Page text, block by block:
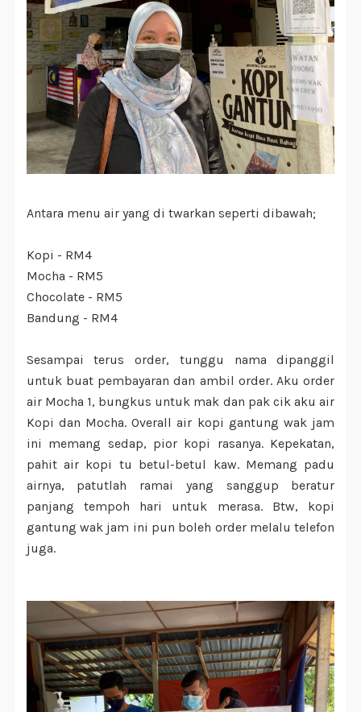
Antara menu air yang di twarkan seperti dibawah;
Kopi - RM4
Mocha - RM5
Chocolate - RM5
Bandung - RM4
Sesampai terus order, tunggu nama dipanggil
untuk buat pembayaran dan ambil order. Aku order
air Mocha 1, bungkus untuk mak dan pak cik aku air
Kopi dan Mocha. Overall air kopi gantung wak jam
ini memang sedap, pior kopi rasanya. Kepekatan,
pahit air kopi tu betul-betul kaw. Memang padu
airnya, patutlah ramai yang sanggup beratur
panjang tempoh hari untuk merasa. Btw, kopi
gantung wak jam ini pun boleh order melalu telefon
juga.